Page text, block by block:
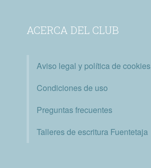
ACERCA DEL CLUB
Aviso legal y política de cookies
Condiciones de uso
Preguntas frecuentes
Talleres de escritura Fuentetaja